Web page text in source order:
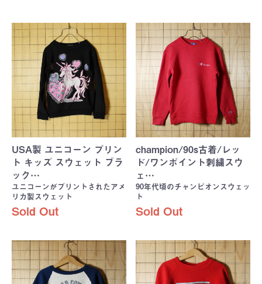
USA製 ユニコーン プリン
ト キッズ スウェット ブラ
ック…
ユニコーンがプリントされたアメ
リカ製スウェット
Sold Out
champion/90s古着/レッ
ド/ワンポイント刺繍スウ
ェ…
90年代頃のチャンピオンスウェッ
ト
Sold Out